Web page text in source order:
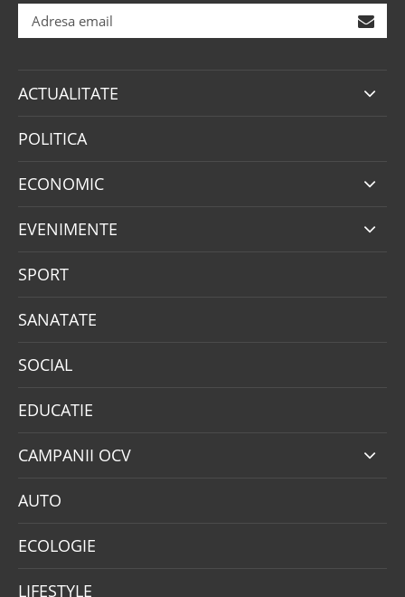
ACTUALITATE
POLITICA
ECONOMIC
EVENIMENTE
SPORT
SANATATE
SOCIAL
EDUCATIE
CAMPANII OCV
AUTO
ECOLOGIE
LIFESTYLE